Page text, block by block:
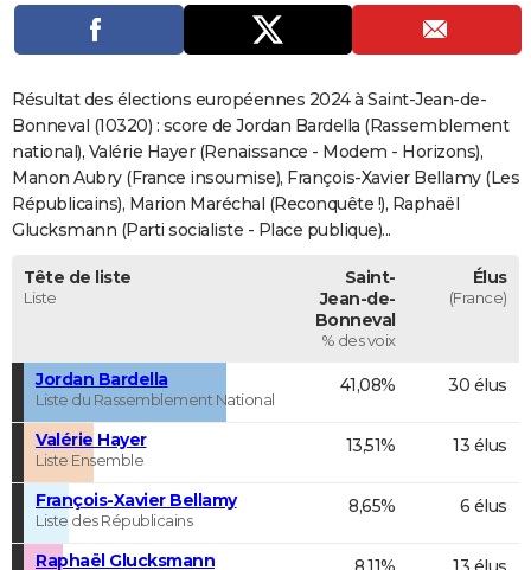
Dictionnaire
Biographies
Expressions
Proverbes
PROGRAMME TV
AVIS DE DÉCÈS
FORUM
Bricolage
Lifestyle
Culture
Sport
Auto
Television
Voyage
Cinema
Résultat des élections européennes 2024 à Saint-Jean-de-
Bonneval (10320) : score de Jordan Bardella (Rassemblement
national), Valérie Hayer (Renaissance - Modem - Horizons),
Manon Aubry (France insoumise), François-Xavier Bellamy (Les
Républicains), Marion Maréchal (Reconquête !), Raphaël
Glucksmann (Parti socialiste - Place publique)...
Tête de liste
Liste
Saint-
Jean-de-
Bonneval
% des voix
Élus
(France)
Jordan Bardella
Liste du Rassemblement National
41,08% 30 élus
Valérie Hayer
Liste Ensemble
13,51% 13 élus
François-Xavier Bellamy
Liste des Républicains
8,65% 6 élus
Raphaël Glucksmann